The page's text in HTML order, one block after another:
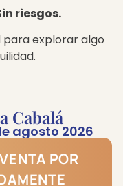
riesgos.
explorar algo
Cabalá
agosto 2026
POR